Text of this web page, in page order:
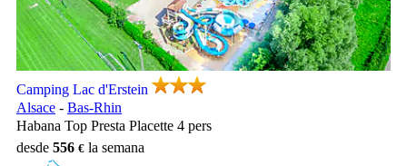
Camping Lac d'Erstein, Camping Alsace
Camping Lac d'Erstein
Alsace - Bas-Rhin
Habana Top Presta Placette 4 pers
desde 556 la semana